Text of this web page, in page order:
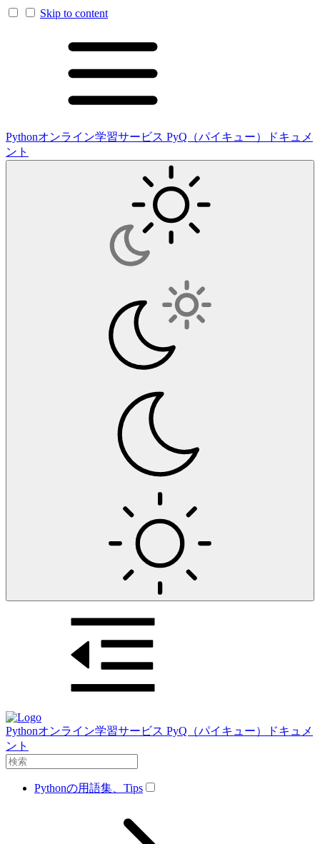
Skip to content
Pythonオンライン学習サービス PyQ（パイキュー）ドキュメ
ント
Pythonオンライン学習サービス PyQ（パイキュー）ドキュメ
ント
Pythonの用語集、Tips